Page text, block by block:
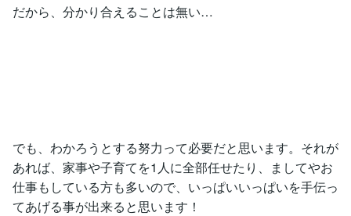
だから、分かり合えることは無い…
でも、わかろうとする努力って必要だと思います。それが
あれば、家事や子育てを1人に全部任せたり、ましてやお
仕事もしている方も多いので、いっぱいいっぱいを手伝っ
てあげる事が出来ると思います！